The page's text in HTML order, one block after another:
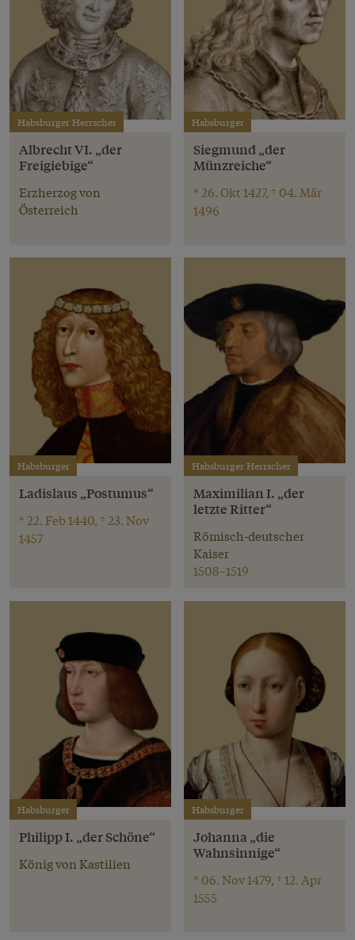
Habsburger Herrscher
Albrecht VI. „der
Freigiebige“
Erzherzog von
Österreich
Habsburger
Siegmund „der
Münzreiche“
* 26. Okt 1427, † 04. Mär
1496
Habsburger
Ladislaus „Postumus“
* 22. Feb 1440, † 23. Nov
1457
Habsburger Herrscher
Maximilian I. „der
letzte Ritter“
Römisch-deutscher
Kaiser
1508–1519
Habsburger
Philipp I. „der Schöne“
König von Kastilien
Habsburger
Johanna „die
Wahnsinnige“
* 06. Nov 1479, † 12. Apr
1555